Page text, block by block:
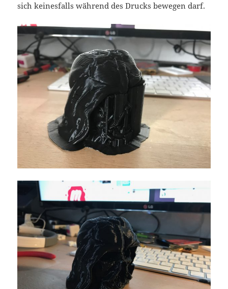
sich keinesfalls während des Drucks bewegen darf.